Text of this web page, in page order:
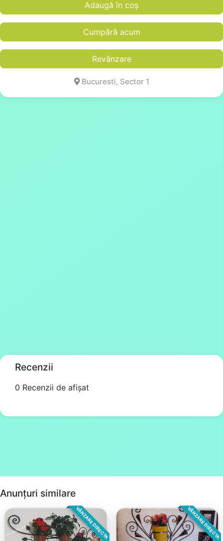
Adaugă în coș
Cumpără acum
Revânzare
Bucuresti, Sector 1
Recenzii
0 Recenzii de afișat
Anunțuri similare
VÂNZARE DIRECTA VÂNZARE DIRECTA